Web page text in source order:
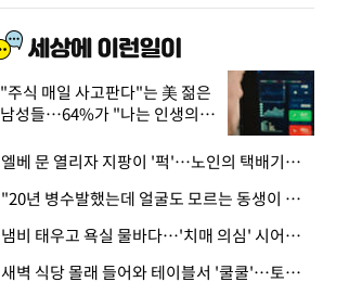
"주식 매일 사고판다"는 美 젊은
남성들…64%가 "나는 인생의
· 엘베 문 열리자 지팡이 '퍽'…노인의 택배기사 폭행 이유
· "20년 병수발했는데 얼굴도 모르는 동생이 유산 절반을"…배다른 형제 상속권 있을까
· 냄비 태우고 욕실 물바다…'치매 의심' 시어머니 검사 권유했다가 '날벼락'
· 새벽 식당 몰래 들어와 테이블서 '쿨쿨'…토사물 남기고 사라진 남성